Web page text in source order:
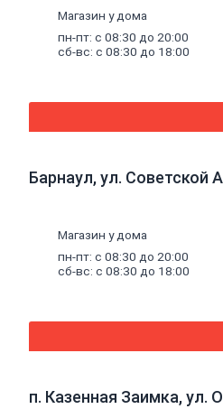
Скотчи,
Автотовары
Бытовая
Электрика
гофротрубы
Хомуты и
Изолента
Магазин у дома
пн-пт: с 08:30 до 20:00
сб-вс: с 08:30 до 18:00
Барнаул, ул. Советской
Магазин у дома
пн-пт: с 08:30 до 20:00
сб-вс: с 08:30 до 18:00
п. Казенная Заимка, ул.